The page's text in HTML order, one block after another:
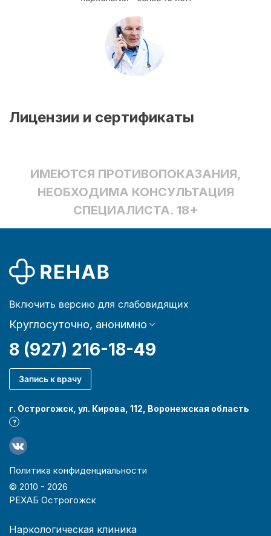
Лицензии и сертификаты
ИМЕЮТСЯ ПРОТИВОПОКАЗАНИЯ,
НЕОБХОДИМА КОНСУЛЬТАЦИЯ
СПЕЦИАЛИСТА. 18+
Включить версию для слабовидящих
Круглосуточно, анонимно
8 (927) 216-18-49
Запись к врачу
г. Острогожск, ул. Кирова, 112, Воронежская область
?
Политика конфиденциальности
© 2010 - 2026
РЕХАБ Острогожск
Наркологическая клиника